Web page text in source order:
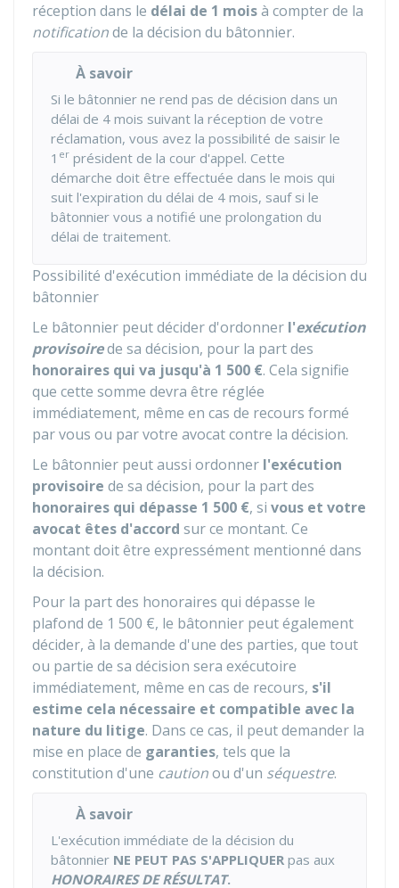
réception dans le délai de 1 moisà compter de la
notificationde la décision du bâtonnier.
À savoir
Si le bâtonnier ne rend pas de décision dans un
délai de 4 mois suivant la réception de votre
réclamation, vous avez la possibilité de saisir le
1 er président de la cour d'appel. Cette
démarche doit être effectuée dans le mois qui
suit l'expiration du délai de 4 mois, sauf si le
bâtonnier vous a notifié une prolongation du
délai de traitement.
Possibilité d'exécution immédiate de la décision du
bâtonnier
Le bâtonnier peut décider d'ordonner l'exécution
provisoirede sa décision, pour la part des
honoraires qui va jusqu'à 1 500 €. Cela signifie
que cette somme devra être réglée
immédiatement, même en cas de recours formé
par vous ou par votre avocat contre la décision.
Le bâtonnier peut aussi ordonner l'exécution
provisoire de sa décision, pour la part des
honoraires qui dépasse 1 500 €, si vous et votre
avocat êtes d'accord sur ce montant. Ce
montant doit être expressément mentionné dans
la décision.
Pour la part des honoraires qui dépasse le
plafond de 1 500 €, le bâtonnier peut également
décider, à la demande d'une des parties, que tout
ou partie de sa décision sera exécutoire
immédiatement, même en cas de recours, s'il
estime cela nécessaire et compatible avec la
nature du litige. Dans ce cas, il peut demander la
mise en place de garanties, tels que la
constitution d'une cautionou d'un séquestre.
À savoir
L'exécution immédiate de la décision du
bâtonnier NE PEUT PAS S'APPLIQUER pas aux
HONORAIRES DE RÉSULTAT.